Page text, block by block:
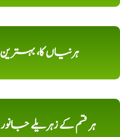
ہرنیاں کا،
ہر قسم کے زہریلے جانور